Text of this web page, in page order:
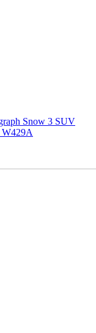
Snow 3 SUV